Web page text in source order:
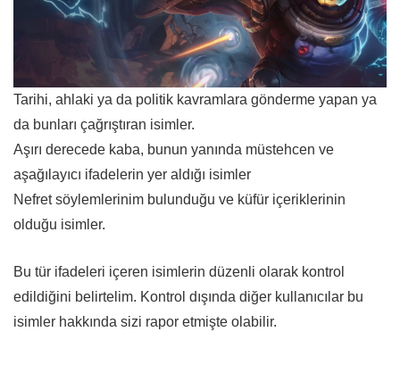
Tarihi, ahlaki ya da politik kavramlara gönderme yapan ya
da bunları çağrıştıran isimler.
Aşırı derecede kaba, bunun yanında müstehcen ve
aşağılayıcı ifadelerin yer aldığı isimler
Nefret söylemlerinim bulunduğu ve küfür içeriklerinin
olduğu isimler.
Bu tür ifadeleri içeren isimlerin düzenli olarak kontrol
edildiğini belirtelim. Kontrol dışında diğer kullanıcılar bu
isimler hakkında sizi rapor etmişte olabilir.